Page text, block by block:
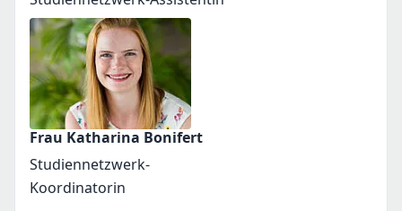
Frau Katharina Bonifert
Studiennetzwerk-
Koordinatorin